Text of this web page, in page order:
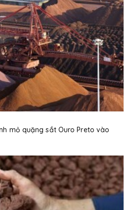
mỏ quặng sắt Ouro Preto vào